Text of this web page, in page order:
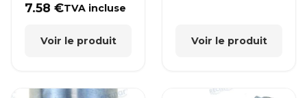
7.58€TVA incluse
Voir le produit Voir le produit